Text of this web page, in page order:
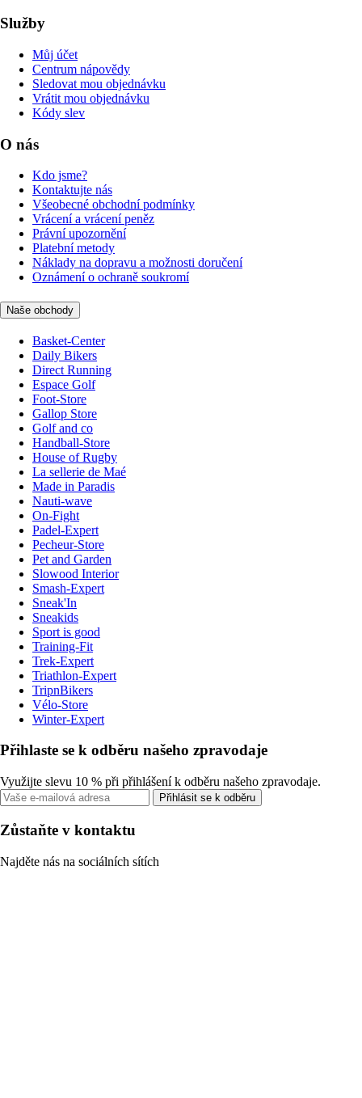
Služby
Můj účet
Centrum nápovědy
Sledovat mou objednávku
Vrátit mou objednávku
Kódy slev
O nás
Kdo jsme?
Kontaktujte nás
Všeobecné obchodní podmínky
Vrácení a vrácení peněz
Právní upozornění
Platební metody
Náklady na dopravu a možnosti doručení
Oznámení o ochraně soukromí
Naše obchody
Basket-Center
Daily Bikers
Direct Running
Espace Golf
Foot-Store
Gallop Store
Golf and co
Handball-Store
House of Rugby
La sellerie de Maé
Made in Paradis
Nauti-wave
On-Fight
Padel-Expert
Pecheur-Store
Pet and Garden
Slowood Interior
Smash-Expert
Sneak'In
Sneakids
Sport is good
Training-Fit
Trek-Expert
Triathlon-Expert
TripnBikers
Vélo-Store
Winter-Expert
Přihlaste se k odběru našeho zpravodaje
Využijte slevu 10 % při přihlášení k odběru našeho zpravodaje.
Přihlásit se k odběru
Zůstaňte v kontaktu
Najděte nás na sociálních sítích